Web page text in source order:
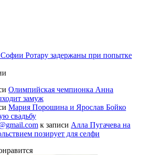
Ротару задержаны при попытке
Олимпийская чемпионка Анна
замуж
Мария Порошина и Ярослав Бойко
свадьбу
к записи Алла Пугачева на
позирует для селфи